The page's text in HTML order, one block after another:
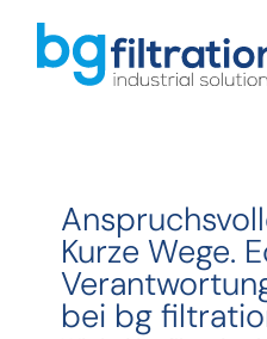
Kurze Wege.
bei bg